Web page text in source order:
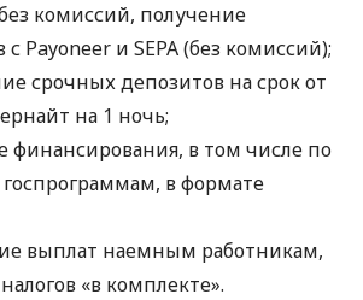
комиссий, получение
с Payoneer и SEPA (без комиссий);
срочных депозитов на срок от
на 1 ночь;
финансирования, в том числе по
в формате
выплат наемным работникам,
«в комплекте».